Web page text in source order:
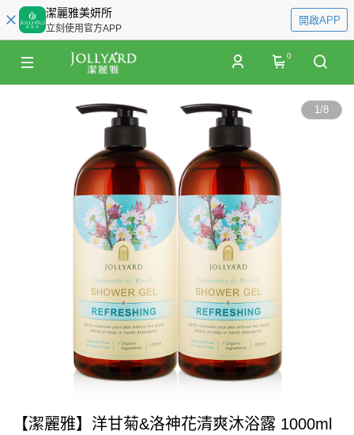
潔麗雅美妍所
立刻使用官方APP
開啟APP
0
1/8
【潔麗雅】洋甘菊&洛神花清爽沐浴露 1000ml